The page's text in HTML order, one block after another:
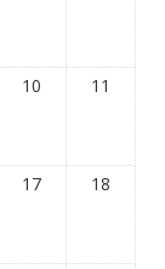
10 11
17 18